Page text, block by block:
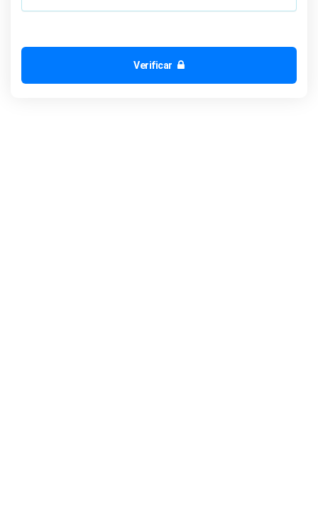
Verificar